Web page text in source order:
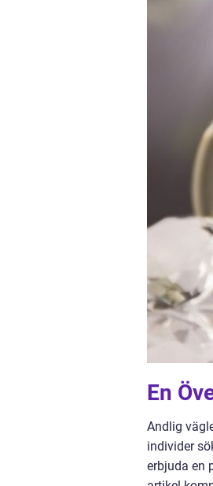
En
Andlig
individer
erbjuda en